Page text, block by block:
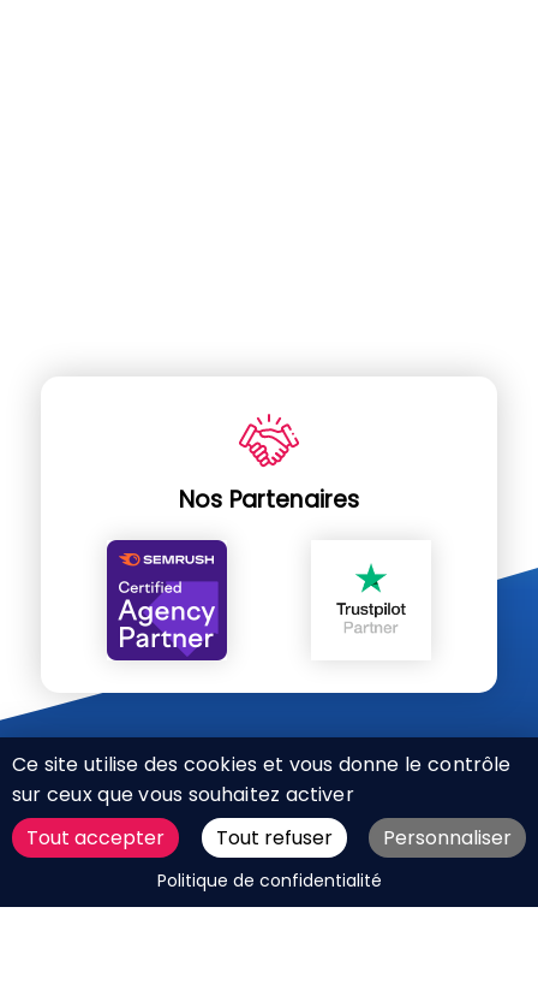
DEMANDER UN DEVIS
Nos Partenaires
CHARTE RÉSEAUX SOCIAUX
MENTIONS LÉGALES
Ce site utilise des cookies et vous donne le contrôle
sur ceux que vous souhaitez activer
Tout accepter
Tout refuser Personnaliser
Politique de confidentialité